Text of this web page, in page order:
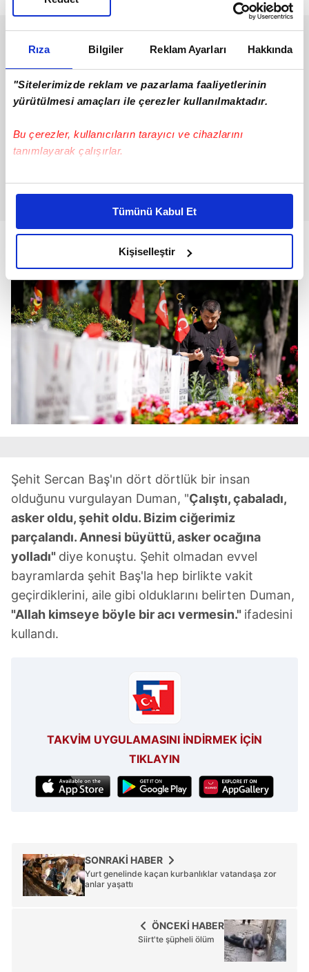
Rıza Bilgiler Reklam Ayarları Hakkında
"Sitelerimizde reklam ve pazarlama faaliyetlerinin
yürütülmesi amaçları ile çerezler kullanılmaktadır.
Bu çerezler, kullanıcıların tarayıcı ve cihazlarını
tanımlayarak çalışırlar.
Bu çerezlere izin vermeniz halinde sizlere özel
daha iyi reklam deneyimi yaşatabiliriz. Bunu yaparken
amacımızın size daha iyi bir reklam deneyimi sunmak
olduğunu ve sizlere en iyi içerikleri sunabilmek adına
elimizden gelen çabayı gösterdiğimizi ve bu noktada,
reklamların maliyetlerimizi karşılamak noktasında tek gelir
kalemimiz olduğunu sizlere hatırlatmak isteriz.
Her halükârda, kullanıcılar, bu çerezlere izin vermedikleri
takdirde, kullanıcılara hedefli reklamlar
gösterilmeyecektir."
Sizlere daha iyi bir hizmet sunabilmek için İnternet
Sitemizde kendimize ve üçüncü kişilere ait çerezler
kullanılmaktadır. Diğer çerezler, sitemizin daha işlevsel
kılınması ve kişiselleştirilmesi ve sizlere yönelik
reklam/pazarlama faaliyetlerinin yapılması, amaçlarıyla
sınırlı olarak açık rızanız dahilinde kullanılacaktır.
Çerezlere ilişkin tercihlerinizi aşağıda yer alan panel
vasıtasıyla belirleyebilirsiniz. Çerezlere ilişkin detaylı bilgi
için Ayarlar butonuna tıklayabilir,Çerez Bilgilendirme
Metnimiziziyaret edebilirsiniz.
ilgili mevzuata uygun olarak kullanılan çerezlerle ilgili bilgi
tıklayınız.
Tümünü Kabul Et
Kişiselleştir
Şehit Sercan Baş'ın dört dörtlük bir insan
olduğunu vurgulayan Duman, "Çalıştı, çabaladı,
asker oldu, şehit oldu. Bizim ciğerimiz
parçalandı. Annesi büyüttü, asker ocağına
yolladı" diye konuştu. Şehit olmadan evvel
bayramlarda şehit Baş'la hep birlikte vakit
geçirdiklerini, aile gibi olduklarını belirten Duman,
"Allah kimseye böyle bir acı vermesin." ifadesini
kullandı.
TAKVİM UYGULAMASINI İNDİRMEK İÇİN
TIKLAYIN
SONRAKİ HABER
Yurt genelinde kaçan kurbanlıklar vatandaşa zor
anlar yaşattı
ÖNCEKİ HABER
Siirt'te şüpheli ölüm